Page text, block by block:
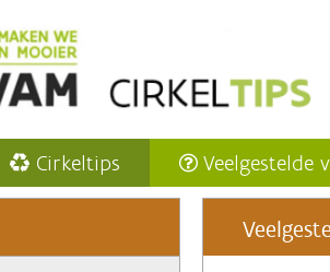
Cirkeltips Veelgestelde